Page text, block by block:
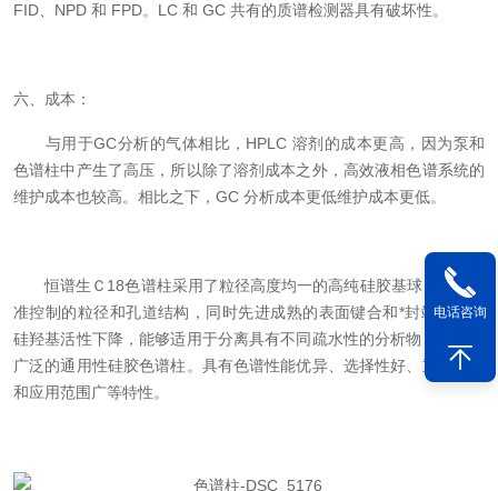
FID、NPD 和 FPD。LC 和 GC 共有的质谱检测器具有破坏性。
六、成本：
与用于GC分析的气体相比，HPLC 溶剂的成本更高，因为泵和
色谱柱中产生了高压，所以除了溶剂成本之外，高效液相色谱系统的
维护成本也较高。相比之下，GC 分析成本更低维护成本更低。
恒谱生Ｃ18色谱柱采用了粒径高度均一的高纯硅胶基球，具备精
准控制的粒径和孔道结构，同时先进成熟的表面键合和*封端工艺使
硅羟基活性下降，能够适用于分离具有不同疏水性的分析物，是用途
广泛的通用性硅胶色谱柱。具有色谱性能优异、选择性好、重现性佳
和应用范围广等特性。
电话咨询